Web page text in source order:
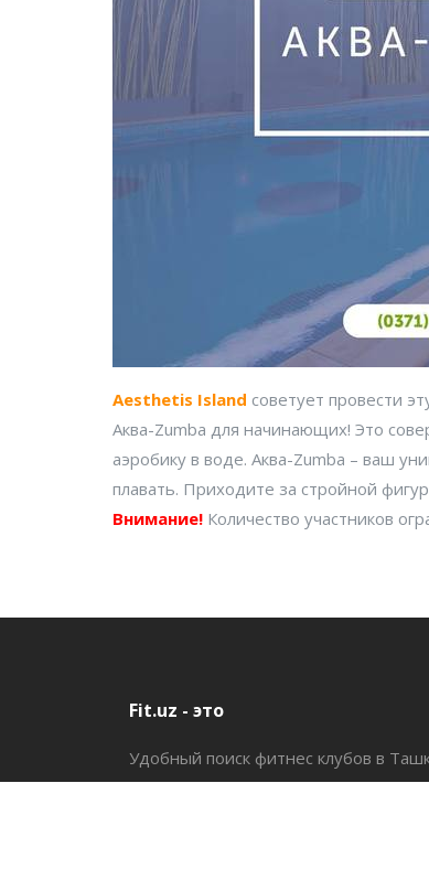
Aesthetis Island советует провести
Аква-Zumba для начинающих! Это
аэробику в воде. Аква-Zumba – ваш
плавать. Приходите за стройной
Внимание! Количество участников
Fit.uz - это
Удобный поиск фитнес клубов в
Будьте в курсе последних событий,